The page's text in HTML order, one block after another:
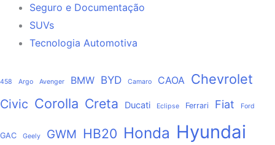
Seguro e Documentação
SUVs
Tecnologia Automotiva
458 Argo Avenger BMW BYD Camaro CAOA Chevrolet
Civic Corolla Creta Ducati Eclipse Ferrari Fiat Ford
GAC Geely GWM HB20 Honda Hyundai